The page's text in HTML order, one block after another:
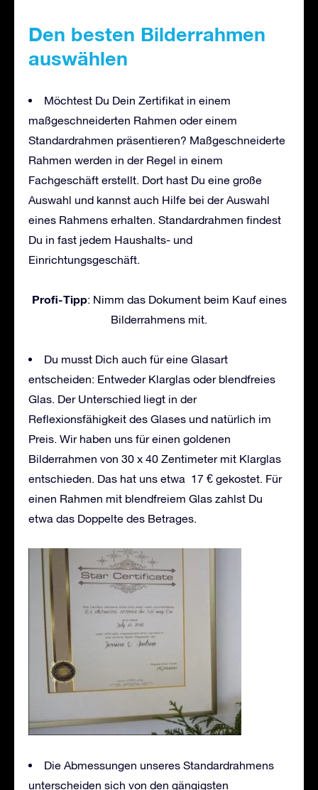
Den besten Bilderrahmen
auswählen
Möchtest Du Dein Zertifikat in einem
maßgeschneiderten Rahmen oder einem
Standardrahmen präsentieren? Maßgeschneiderte
Rahmen werden in der Regel in einem
Fachgeschäft erstellt. Dort hast Du eine große
Auswahl und kannst auch Hilfe bei der Auswahl
eines Rahmens erhalten. Standardrahmen findest
Du in fast jedem Haushalts- und
Einrichtungsgeschäft.
Profi-Tipp: Nimm das Dokument beim Kauf eines
Bilderrahmens mit.
Du musst Dich auch für eine Glasart
entscheiden: Entweder Klarglas oder blendfreies
Glas. Der Unterschied liegt in der
Reflexionsfähigkeit des Glases und natürlich im
Preis. Wir haben uns für einen goldenen
Bilderrahmen von 30 x 40 Zentimeter mit Klarglas
entschieden. Das hat uns etwa 17 € gekostet. Für
einen Rahmen mit blendfreiem Glas zahlst Du
etwa das Doppelte des Betrages.
Die Abmessungen unseres Standardrahmens
unterscheiden sich von den gängigsten